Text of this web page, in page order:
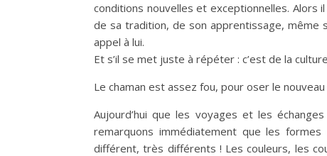
conditions nouvelles et exceptionnelles.
de sa tradition, de son apprentissage, même
appel à lui.
Et s’il se met juste à répéter : c’est de la
Le chaman est assez fou, pour oser le
Aujourd’hui que les voyages et les
remarquons immédiatement que les
différent, très différents ! Les couleurs, les